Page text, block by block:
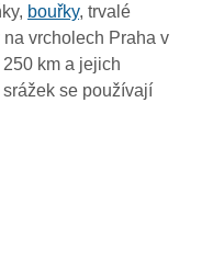
19:30
19:20
19:10
19:00
bouřky, trvalé
vrcholech Praha v
km a jejich
se používají